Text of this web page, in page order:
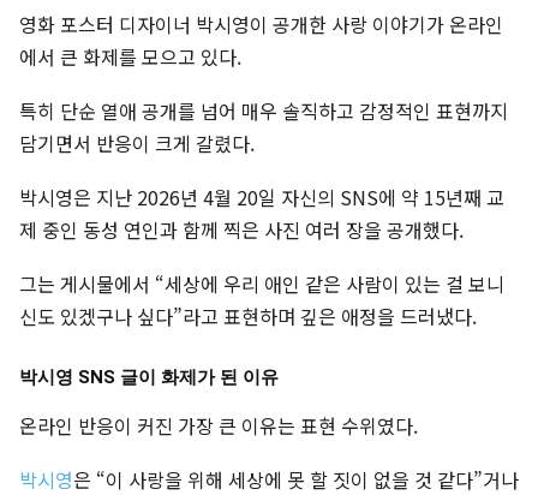
영화 포스터 디자이너 박시영이 공개한 사랑 이야기가 온라인
에서 큰 화제를 모으고 있다.
특히 단순 열애 공개를 넘어 매우 솔직하고 감정적인 표현까지
담기면서 반응이 크게 갈렸다.
박시영은 지난 2026년 4월 20일 자신의 SNS에 약 15년째 교
제 중인 동성 연인과 함께 찍은 사진 여러 장을 공개했다.
그는 게시물에서 “세상에 우리 애인 같은 사람이 있는 걸 보니
신도 있겠구나 싶다”라고 표현하며 깊은 애정을 드러냈다.
박시영 SNS 글이 화제가 된 이유
온라인 반응이 커진 가장 큰 이유는 표현 수위였다.
박시영은 “이 사랑을 위해 세상에 못 할 짓이 없을 것 같다”거나